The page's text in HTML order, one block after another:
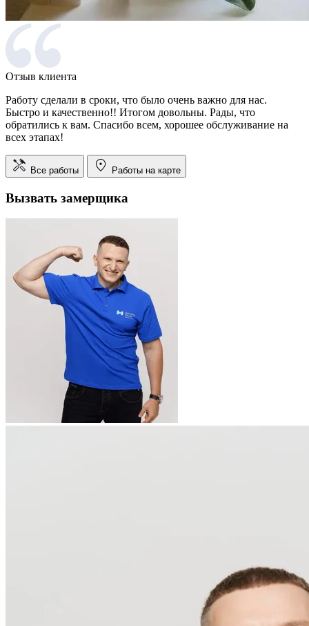
Отзыв клиента
Работу сделали в сроки, что было очень важно для нас.
Быстро и качественно!! Итогом довольны. Рады, что
обратились к вам. Спасибо всем, хорошее обслуживание на
всех этапах!
Все работы Работы на карте
Вызвать замерщика